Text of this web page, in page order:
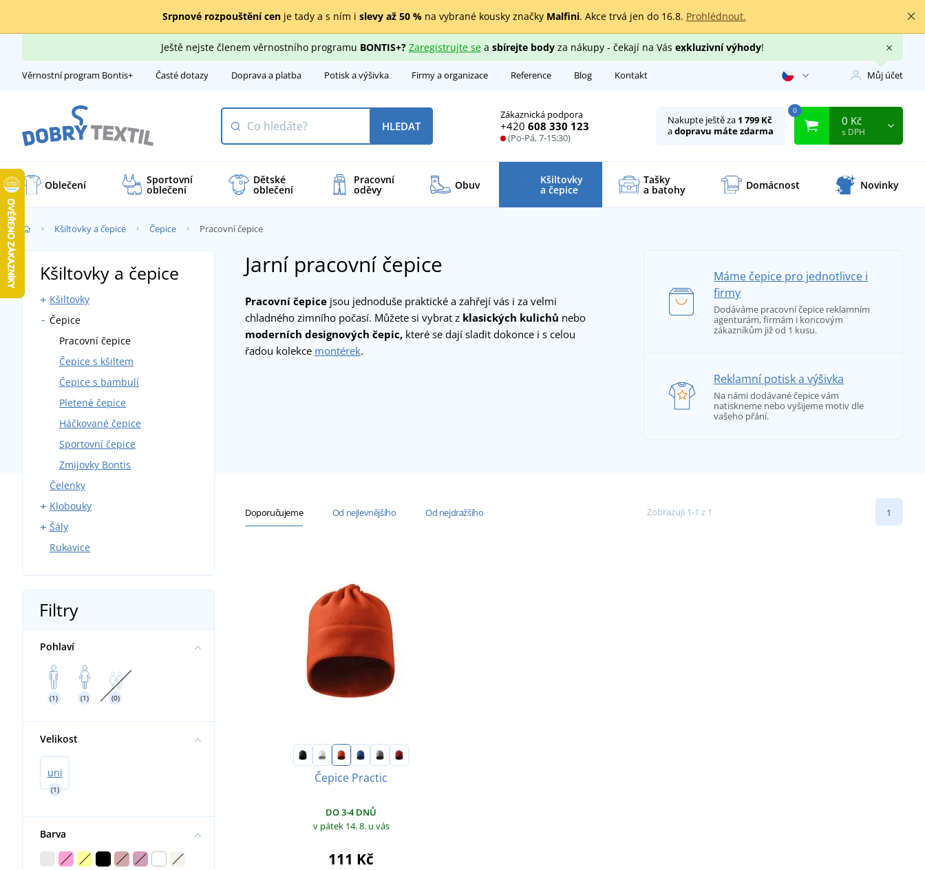
Srpnové rozpouštění cenje tady a s ním i slevy až 50 %na vybrané kousky značky Malfini. Akce trvá jen do 16.8. Prohlédnout.
Ještě nejste členem věrnostního programu BONTIS+? Zaregistrujte sea sbírejte bodyza nákupy - čekají na Vás exkluzivní výhody!
Věrnostní program Bontis+ Časté dotazy Doprava a platba Potisk a výšivka Firmy a organizace Reference Blog Kontakt Můj účet
Zákaznická podpora
+420 608 330 123
(Po-Pá, 7-15:30)
HLEDAT Nakupte ještě za 1 799 Kč
adopravu máte zdarma
0
0 Kč
s DPH
Oblečení Sportovní
oblečení
Dětské
oblečení
Pracovní
oděvy Obuv Kšiltovky
a čepice
Tašky
a batohy Domácnost Novinky
Kšiltovky a čepice Čepice Pracovní čepice
Jarní pracovní čepice
Pracovní čepice jsou jednoduše praktické a zahřejí vás i za velmi
chladného zimního počasí. Můžete si vybrat z klasických kulichů nebo
moderních designových čepic, které se dají sladit dokonce i s celou
řadou kolekce montérek.
Máme čepice pro jednotlivce i
firmy
Dodáváme pracovní čepice reklamním
agenturám, firmám i koncovým
zákazníkům již od 1 kusu.
Reklamní potisk a výšivka
Na námi dodávané čepice vám
natiskneme nebo vyšijeme motiv dle
vašeho přání.
Kšiltovky a čepice
Kšiltovky
S rovným kšiltem
Sportovní
Bez zapínání
Reklamní
Čepice
Pracovní čepice
Čepice s kšiltem
Čepice s bambulí
Pletené čepice
Háčkované čepice
Sportovní čepice
Zmijovky Bontis
Čelenky
Klobouky
Sportovní klobouky
Plážové klobouky
Šály
Pletené
Velké
Rukavice
Filtry
Pohlaví
(1) (1) (0)
Velikost
uni
(1)
Barva
Doporučujeme Od nejlevnějšího Od nejdražšího Zobrazuji 1-1 z 1 1
Čepice Practic
DO 3-4 DNŮ
v pátek 14. 8. u vás
111 Kč